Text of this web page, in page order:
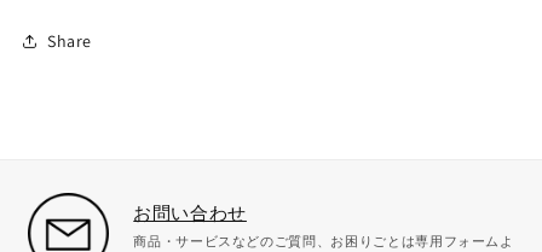
Share
お問い合わせ
商品・サービスなどのご質問、お困りごとは専用フォームよ